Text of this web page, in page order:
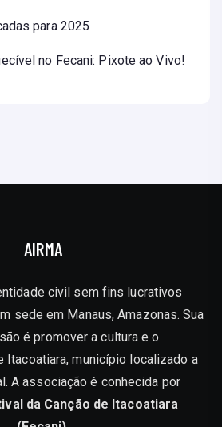
para 2025
no Fecani: Pixote ao Vivo!
AIRMA
civil sem fins lucrativos
sede em Manaus, Amazonas. Sua
é promover a cultura e o
Itacoatiara, município localizado a
A associação é conhecida por
da Canção de Itacoatiara